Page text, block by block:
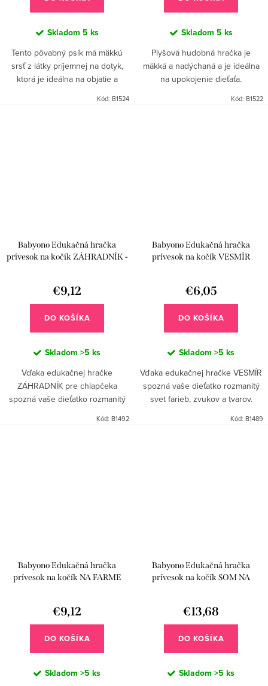
Skladom 5 ks
Tento pôvabný psík má mäkkú
srsť z látky príjemnej na dotyk,
ktorá je ideálna na objatie a
Kód: B1524
Skladom 5 ks
Plyšová hudobná hračka je
mäkká a nadýchaná a je ideálna
na upokojenie dieťaťa.
Kód: B1522
Babyono Edukačná hračka
prívesok na kočík ZÁHRADNÍK -
€9,12
DO KOŠÍKA
Skladom >5 ks
Vďaka edukačnej hračke
ZÁHRADNÍK pre chlapčeka
spozná vaše dieťatko rozmanitý
Kód: B1492
Babyono Edukačná hračka
prívesok na kočík VESMÍR
€6,05
DO KOŠÍKA
Skladom >5 ks
Vďaka edukačnej hračke VESMÍR
spozná vaše dieťatko rozmanitý
svet farieb, zvukov a tvarov.
Kód: B1489
Babyono Edukačná hračka
prívesok na kočík NA FARME
€9,12
DO KOŠÍKA
Skladom >5 ks
Babyono Edukačná hračka
prívesok na kočík SOM NA
€13,68
DO KOŠÍKA
Skladom >5 ks